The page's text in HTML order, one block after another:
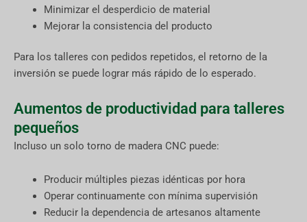
Minimizar el desperdicio de material
Mejorar la consistencia del producto
Para los talleres con pedidos repetidos, el retorno de la
inversión se puede lograr más rápido de lo esperado.
Aumentos de productividad para talleres
pequeños
Incluso un solo torno de madera CNC puede:
Producir múltiples piezas idénticas por hora
Operar continuamente con mínima supervisión
Reducir la dependencia de artesanos altamente